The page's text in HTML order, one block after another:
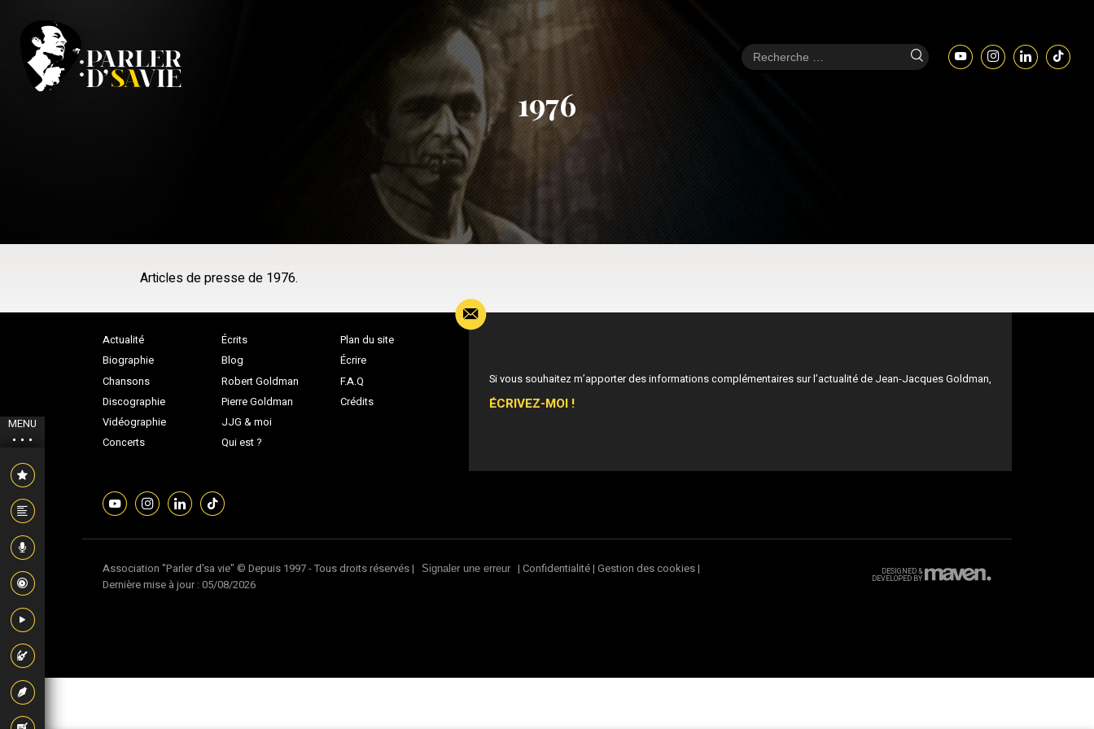
MENU
1976
Articles de presse de 1976.
Actualité
Biographie
Chansons
Discographie
Vidéographie
Concerts
Écrits
Blog
Robert Goldman
Pierre Goldman
JJG & moi
Qui est ?
Plan du site
Écrire
F.A.Q
Crédits
Si vous souhaitez m’apporter des informations complémentaires sur l’actualité de Jean-Jacques Goldman,
ÉCRIVEZ-MOI !
Association "Parler d'sa vie" © Depuis 1997 - Tous droits réservés | Signaler une erreur | Confidentialité| Gestion des cookies|
Dernière mise à jour : 05/08/2026
DESIGNED &
DEVELOPED BY